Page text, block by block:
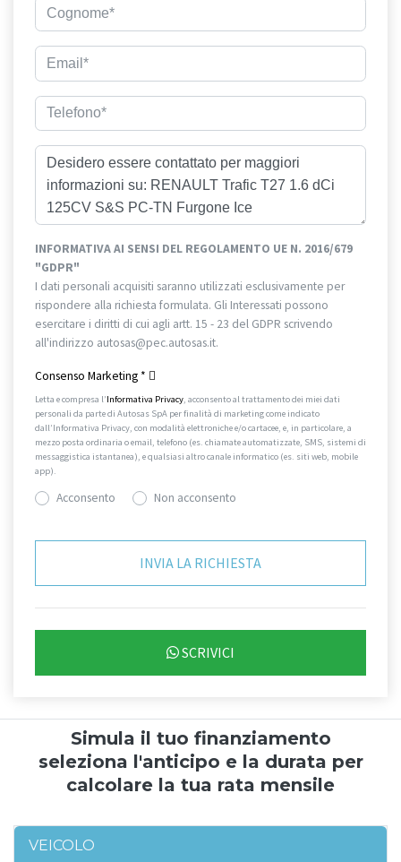
INFORMATIVA AI SENSI DEL REGOLAMENTO UE N. 2016/679
"GDPR"
I dati personali acquisiti saranno utilizzati esclusivamente per
rispondere alla richiesta formulata. Gli Interessati possono
esercitare i diritti di cui agli artt. 15 - 23 del GDPR scrivendo
all'indirizzo autosas@pec.autosas.it.
Consenso Marketing *
Letta e compresa l’Informativa Privacy, acconsento al trattamento dei miei dati
personali da parte di Autosas SpA per finalità di marketing come indicato
dall’Informativa Privacy, con modalità elettroniche e/o cartacee, e, in particolare, a
mezzo posta ordinaria o email, telefono (es. chiamate automatizzate, SMS, sistemi di
messaggistica istantanea), e qualsiasi altro canale informatico (es. siti web, mobile
app).
Acconsento Non acconsento
SCRIVICI
Simula il tuo finanziamento
seleziona l'anticipo e la durata per
calcolare la tua rata mensile
VEICOLO